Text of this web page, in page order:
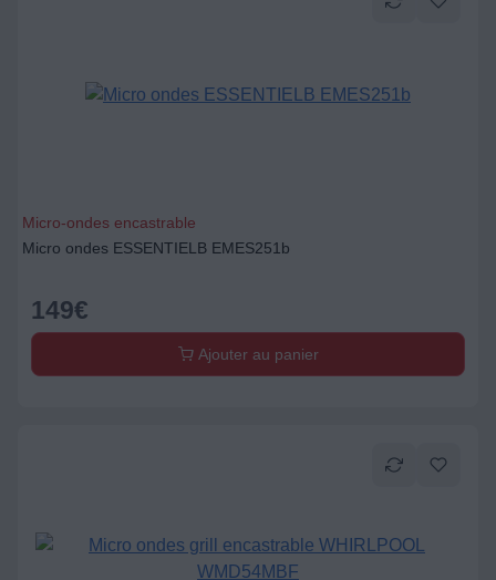
Micro-ondes encastrable
Micro ondes ESSENTIELB EMES251b
149€
Ajouter au panier